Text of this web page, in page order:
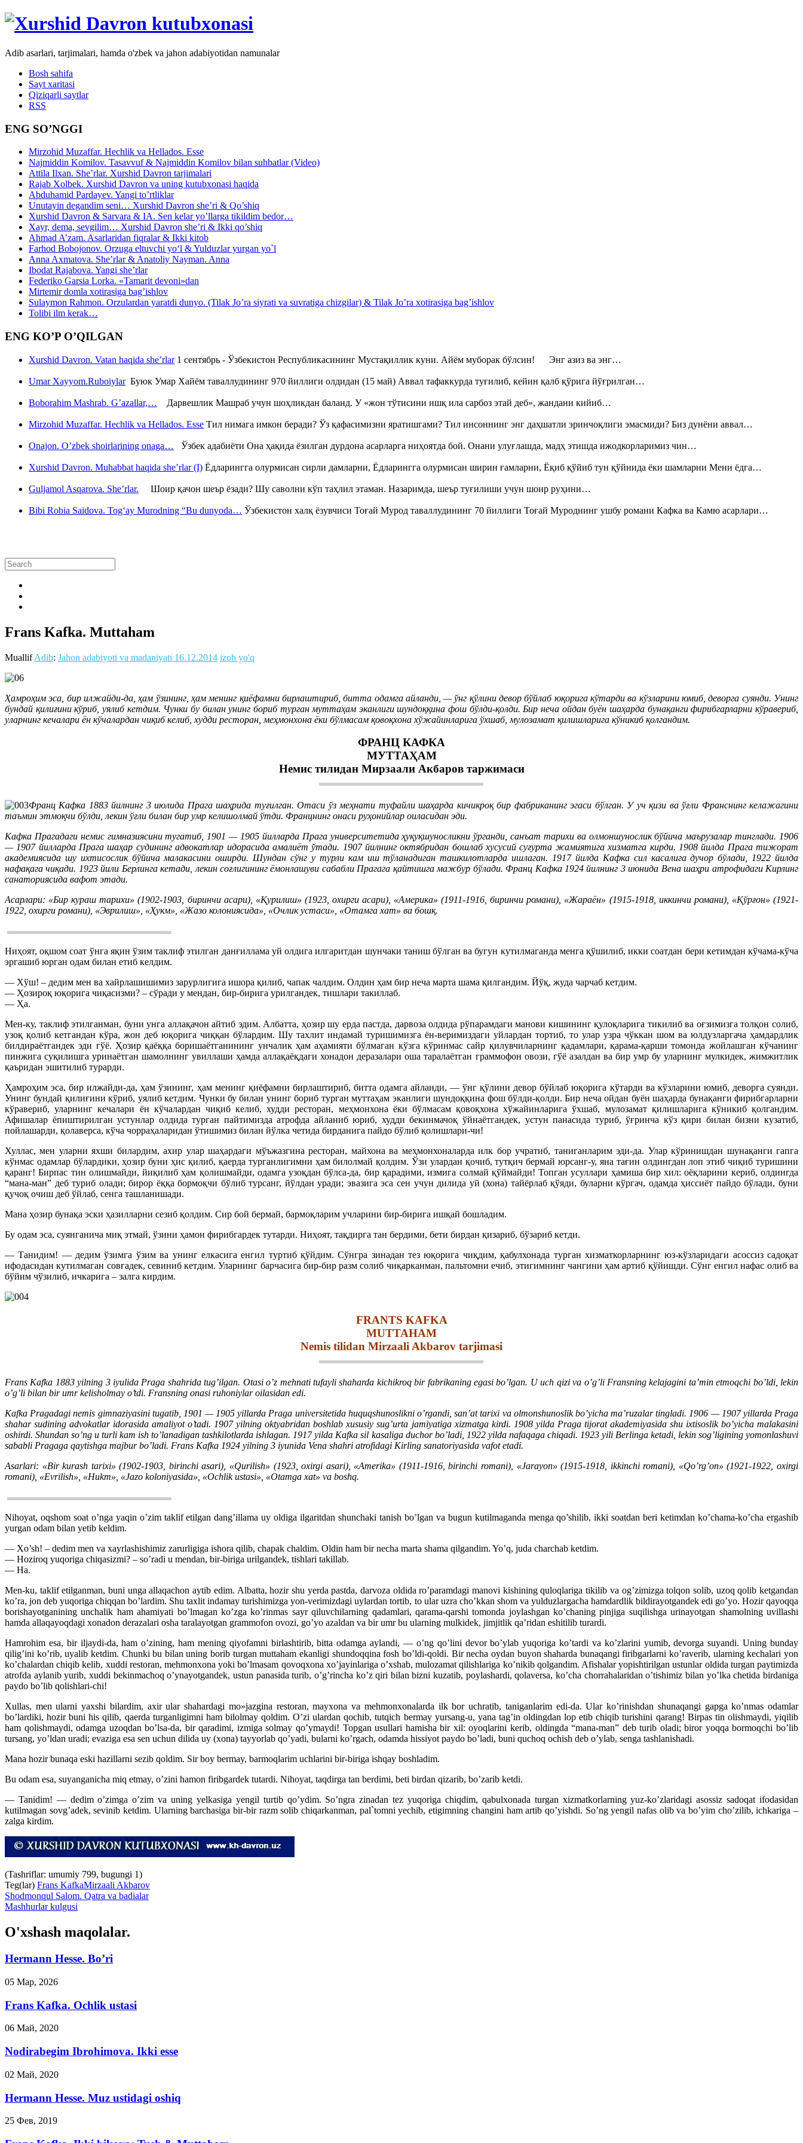
Adib asarlari, tarjimalari, hamda o'zbek va jahon adabiyotidan namunalar
Bosh sahifa
Sayt xaritasi
Qiziqarli saytlar
RSS
ENG SO’NGGI
Mirzohid Muzaffar. Hechlik va Hellados. Esse
Najmiddin Komilov. Tasavvuf & Najmiddin Komilov bilan suhbatlar (Video)
Attila Ilxan. She’rlar. Xurshid Davron tarjimalari
Rajab Xolbek. Xurshid Davron va uning kutubxonasi haqida
Abduhamid Pardayev. Yangi to’rtliklar
Unutayin degandim seni… Xurshid Davron she’ri & Qo’shiq
Xurshid Davron & Sarvara & IA. Sen kelar yo’llarga tikildim bedor…
Xayr, dema, sevgilim… Xurshid Davron she’ri & Ikki qo’shiq
Ahmad A’zam. Asarlaridan fiqralar & Ikki kitob
Farhod Bobojonov. Orzuga eltuvchi yo‘l & Yulduzlar yurgan yo`l
Anna Axmatova. She’rlar & Anatoliy Nayman. Anna
Ibodat Rajabova. Yangi she’rlar
Federiko Garsia Lorka. «Tamarit devoni»dan
Mirtemir domla xotirasiga bag’ishlov
Sulaymon Rahmon. Orzulardan yaratdi dunyo. (Tilak Jo’ra siyrati va suvratiga chizgilar) & Tilak Jo’ra xotirasiga bag’ishlov
Tolibi ilm kerak…
ENG KO’P O’QILGAN
Xurshid Davron. Vatan haqida she’rlar1 сентябрь - Ўзбекистон Республикасининг Мустақиллик куни. Айём муборак бўлсин! Энг азиз ва энг…
Umar Xayyom.RuboiylarБуюк Умар Хайём таваллудининг 970 йиллиги олдидан (15 май) Аввал тафаккурда туғилиб, кейин қалб қўрига йўғрилган…
Boborahim Mashrab. G’azallar,… Дарвешлик Машраб учун шоҳликдан баланд. У «жон тўтисини ишқ ила сарбоз этай деб», жандани кийиб…
Mirzohid Muzaffar. Hechlik va Hellados. Esse Тил нимага имкон беради? Ўз қафасимизни яратишгами? Тил инсоннинг энг даҳшатли эринчоқлиги эмасмиди? Биз дунёни аввал…
Onajon. O’zbek shoirlarining onaga… Ўзбек адабиёти Она ҳақида ёзилган дурдона асарларга ниҳоятда бой. Онани улуғлашда, мадҳ этишда ижодкорларимиз чин…
Xurshid Davron. Muhabbat haqida she’rlar (I) Ёдларингга олурмисан сирли дамларни, Ёдларингга олурмисан ширин ғамларни, Ёқиб қўйиб тун қўйнида ёки шамларни Мени ёдга…
Guljamol Asqarova. She’rlar. Шоир қачон шеър ёзади? Шу саволни кўп таҳлил этаман. Назаримда, шеър туғилиши учун шоир руҳини…
Bibi Robia Saidova. Tog‘ay Murodning “Bu dunyoda… Ўзбекистон халқ ёзувчиси Тоғай Мурод таваллудининг 70 йиллиги Тоғай Муроднинг ушбу романи Кафка ва Камю асарлари…
Frans Kafka. Muttaham
MuallifAdib: Jahon adabiyoti va madaniyati 16.12.2014 izoh yo'q
Ҳамроҳим эса, бир илжайди-да, ҳам ўзининг, ҳам менинг қиёфамни бирлаштириб, битта одамга айланди, — ўнг қўлини девор бўйлаб юқорига кўтарди ва кўзларини юмиб, деворга суянди. Унинг
бундай қилиғини кўриб, уялиб кетдим. Чунки бу билан унинг бориб турган муттаҳам эканлиги шундоққина фош бўлди-қолди. Бир неча ойдан буён шаҳарда бунақанги фирибгарларни кўравериб,
уларнинг кечалари ён кўчалардан чиқиб келиб, худди ресторан, меҳмонхона ёки бўлмасам қовоқхона хўжайинларига ўхшаб, мулозамат қилишларига кўникиб қолгандим.
ФРАНЦ КАФКА
МУТТАҲАМ
Немис тилидан Мирзаали Акбаров таржимаси
Франц Кафка 1883 йилнинг 3 июлида Прага шаҳрида туғилган. Отаси ўз меҳнати туфайли шаҳарда кичикроқ бир фабриканинг эгаси бўлган. У уч қизи ва ўғли Франснинг келажагини
таъмин этмоқчи бўлди, лекин ўғли билан бир умр келишолмай ўтди. Францнинг онаси руҳонийлар оиласидан эди.
Кафка Прагадаги немис гимназиясини тугатиб, 1901 — 1905 йилларда Прага университетида ҳуқуқшуносликни ўрганди, санъат тарихи ва олмоншунослик бўйича маърузалар тинглади. 1906
— 1907 йилларда Прага шаҳар судининг адвокатлар идорасида амалиёт ўтади. 1907 йилнинг октябридан бошлаб хусусий суғурта жамиятига хизматга кирди. 1908 йилда Прага тижорат
академиясида шу ихтисослик бўйича малакасини оширди. Шундан сўнг у турли кам иш тўланадиган ташкилотларда ишлаган. 1917 йилда Кафка сил касалига дучор бўлади, 1922 йилда
нафақага чиқади. 1923 йили Берлинга кетади, лекин соғлигининг ёмонлашуви сабабли Прагага қайтишга мажбур бўлади. Франц Кафка 1924 йилнинг 3 июнида Вена шаҳри атрофидаги Кирлинг
санаториясида вафот этади.
Асарлари: «Бир кураш тарихи» (1902-1903, биринчи асари), «Қурилиш» (1923, охирги асари), «Америка» (1911-1916, биринчи романи), «Жараён» (1915-1918, иккинчи романи), «Қўрғон» (1921-
1922, охирги романи), «Эврилиш», «Ҳукм», «Жазо колониясида», «Очлик устаси», «Отамга хат» ва бошқ.
Ниҳоят, оқшом соат ўнга яқин ўзим таклиф этилган данғиллама уй олдига илгаритдан шунчаки таниш бўлган ва бугун кутилмаганда менга қўшилиб, икки соатдан бери кетимдан кўчама-кўча
эргашиб юрган одам билан етиб келдим.
— Хўш! – дедим мен ва хайрлашишимиз зарурлигига ишора қилиб, чапак чалдим. Олдин ҳам бир неча марта шама қилгандим. Йўқ, жуда чарчаб кетдим.
— Ҳозироқ юқорига чиқасизми? – сўради у мендан, бир-бирига урилгандек, тишлари такиллаб.
— Ҳа.
Мен-ку, таклиф этилганман, буни унга аллақачон айтиб эдим. Албатта, ҳозир шу ерда пастда, дарвоза олдида рўпарамдаги манови кишининг қулоқларига тикилиб ва оғзимизга толқон солиб,
узоқ қолиб кетгандан кўра, жон деб юқорига чиққан бўлардим. Шу тахлит индамай туришимизга ён-веримиздаги уйлардан тортиб, то улар узра чўккан шом ва юлдузларгача ҳамдардлик
билдираётгандек эди гўё. Ҳозир қаёққа боришаётганининг унчалик ҳам аҳамияти бўлмаган кўзга кўринмас сайр қилувчиларнинг қадамлари, қарама-қарши томонда жойлашган кўчанинг
пинжига суқилишга уринаётган шамолнинг увиллаши ҳамда аллақаёқдаги хонадон деразалари оша таралаётган граммофон овози, гўё азалдан ва бир умр бу уларнинг мулкидек, жимжитлик
қаъридан эшитилиб турарди.
Ҳамроҳим эса, бир илжайди-да, ҳам ўзининг, ҳам менинг қиёфамни бирлаштириб, битта одамга айланди, — ўнг қўлини девор бўйлаб юқорига кўтарди ва кўзларини юмиб, деворга суянди.
Унинг бундай қилиғини кўриб, уялиб кетдим. Чунки бу билан унинг бориб турган муттаҳам эканлиги шундоққина фош бўлди-қолди. Бир неча ойдан буён шаҳарда бунақанги фирибгарларни
кўравериб, уларнинг кечалари ён кўчалардан чиқиб келиб, худди ресторан, меҳмонхона ёки бўлмасам қовоқхона хўжайинларига ўхшаб, мулозамат қилишларига кўникиб қолгандим.
Афишалар ёпиштирилган устунлар олдида турган пайтимизда атрофда айланиб юриб, худди бекинмачоқ ўйнаётгандек, устун панасида туриб, ўғринча кўз қири билан бизни кузатиб,
пойлашарди, қолаверса, кўча чорраҳаларидан ўтишимиз билан йўлка четида бирданига пайдо бўлиб қолишлари-чи!
Хуллас, мен уларни яхши билардим, ахир улар шаҳардаги мўъжазгина ресторан, майхона ва меҳмонхоналарда илк бор учратиб, таниганларим эди-да. Улар кўринишдан шунақанги гапга
кўнмас одамлар бўлардики, ҳозир буни ҳис қилиб, қаерда турганлигимни ҳам билолмай қолдим. Ўзи улардан қочиб, тутқич бермай юрсанг-у, яна тағин олдингдан лоп этиб чиқиб туришини
қаранг! Бирпас тин олишмайди, йиқилиб ҳам қолишмайди, одамга узоқдан бўлса-да, бир қарадими, измига солмай қўймайди! Топган усуллари ҳамиша бир хил: оёқларини кериб, олдингда
“мана-ман” деб туриб олади; бирор ёққа бормоқчи бўлиб турсанг, йўлдан уради; эвазига эса сен учун дилида уй (хона) тайёрлаб қўяди, буларни кўргач, одамда ҳиссиёт пайдо бўлади, буни
қучоқ очиш деб ўйлаб, сенга ташланишади.
Мана ҳозир бунақа эски ҳазилларни сезиб қолдим. Сир бой бермай, бармоқларим учларини бир-бирига ишқай бошладим.
Бу одам эса, суянганича миқ этмай, ўзини ҳамон фирибгардек тутарди. Ниҳоят, тақдирга тан бердими, бети бирдан қизариб, бўзариб кетди.
— Танидим! — дедим ўзимга ўзим ва унинг елкасига енгил туртиб қўйдим. Сўнгра зинадан тез юқорига чиқдим, қабулхонада турган хизматкорларнинг юз-кўзларидаги асоссиз садоқат
ифодасидан кутилмаган совғадек, севиниб кетдим. Уларнинг барчасига бир-бир разм солиб чиқарканман, пальтомни ечиб, этигимнинг чангини ҳам артиб қўйишди. Сўнг енгил нафас олиб ва
бўйим чўзилиб, ичкарига – залга кирдим.
FRANTS KAFKA
MUTTAHAM
Nemis tilidan Mirzaali Akbarov tarjimasi
Frans Kafka 1883 yilning 3 iyulida Praga shahrida tug’ilgan. Otasi o’z mehnati tufayli shaharda kichikroq bir fabrikaning egasi bo’lgan. U uch qizi va o’g’li Fransning kelajagini ta’min etmoqchi bo’ldi, lekin
o’g’li bilan bir umr kelisholmay o’tdi. Fransning onasi ruhoniylar oilasidan edi.
Kafka Pragadagi nemis gimnaziyasini tugatib, 1901 — 1905 yillarda Praga universitetida huquqshunoslikni o’rgandi, san’at tarixi va olmonshunoslik bo’yicha ma’ruzalar tingladi. 1906 — 1907 yillarda Praga
shahar sudining advokatlar idorasida amaliyot o’tadi. 1907 yilning oktyabridan boshlab xususiy sug’urta jamiyatiga xizmatga kirdi. 1908 yilda Praga tijorat akademiyasida shu ixtisoslik bo’yicha malakasini
oshirdi. Shundan so’ng u turli kam ish to’lanadigan tashkilotlarda ishlagan. 1917 yilda Kafka sil kasaliga duchor bo’ladi, 1922 yilda nafaqaga chiqadi. 1923 yili Berlinga ketadi, lekin sog’ligining yomonlashuvi
sababli Pragaga qaytishga majbur bo’ladi. Frans Kafka 1924 yilning 3 iyunida Vena shahri atrofidagi Kirling sanatoriyasida vafot etadi.
Asarlari: «Bir kurash tarixi» (1902-1903, birinchi asari), «Qurilish» (1923, oxirgi asari), «Amerika» (1911-1916, birinchi romani), «Jarayon» (1915-1918, ikkinchi romani), «Qo’rg’on» (1921-1922, oxirgi
romani), «Evrilish», «Hukm», «Jazo koloniyasida», «Ochlik ustasi», «Otamga xat» va boshq.
Nihoyat, oqshom soat o’nga yaqin o’zim taklif etilgan dang’illama uy oldiga ilgaritdan shunchaki tanish bo’lgan va bugun kutilmaganda menga qo’shilib, ikki soatdan beri ketimdan ko’chama-ko’cha ergashib
yurgan odam bilan yetib keldim.
— Xo’sh! – dedim men va xayrlashishimiz zarurligiga ishora qilib, chapak chaldim. Oldin ham bir necha marta shama qilgandim. Yo’q, juda charchab ketdim.
— Hoziroq yuqoriga chiqasizmi? – so’radi u mendan, bir-biriga urilgandek, tishlari takillab.
— Ha.
Men-ku, taklif etilganman, buni unga allaqachon aytib edim. Albatta, hozir shu yerda pastda, darvoza oldida ro’paramdagi manovi kishining quloqlariga tikilib va og’zimizga tolqon solib, uzoq qolib ketgandan
ko’ra, jon deb yuqoriga chiqqan bo’lardim. Shu taxlit indamay turishimizga yon-verimizdagi uylardan tortib, to ular uzra cho’kkan shom va yulduzlargacha hamdardlik bildirayotgandek edi go’yo. Hozir qayoqqa
borishayotganining unchalik ham ahamiyati bo’lmagan ko’zga ko’rinmas sayr qiluvchilarning qadamlari, qarama-qarshi tomonda joylashgan ko’chaning pinjiga suqilishga urinayotgan shamolning uvillashi
hamda allaqayoqdagi xonadon derazalari osha taralayotgan grammofon ovozi, go’yo azaldan va bir umr bu ularning mulkidek, jimjitlik qa’ridan eshitilib turardi.
Hamrohim esa, bir iljaydi-da, ham o’zining, ham mening qiyofamni birlashtirib, bitta odamga aylandi, — o’ng qo’lini devor bo’ylab yuqoriga ko’tardi va ko’zlarini yumib, devorga suyandi. Uning bunday
qilig’ini ko’rib, uyalib ketdim. Chunki bu bilan uning borib turgan muttaham ekanligi shundoqqina fosh bo’ldi-qoldi. Bir necha oydan buyon shaharda bunaqangi firibgarlarni ko’raverib, ularning kechalari yon
ko’chalardan chiqib kelib, xuddi restoran, mehmonxona yoki bo’lmasam qovoqxona xo’jayinlariga o’xshab, mulozamat qilishlariga ko’nikib qolgandim. Afishalar yopishtirilgan ustunlar oldida turgan paytimizda
atrofda aylanib yurib, xuddi bekinmachoq o’ynayotgandek, ustun panasida turib, o’g’rincha ko’z qiri bilan bizni kuzatib, poylashardi, qolaversa, ko’cha chorrahalaridan o’tishimiz bilan yo’lka chetida birdaniga
paydo bo’lib qolishlari-chi!
Xullas, men ularni yaxshi bilardim, axir ular shahardagi mo»jazgina restoran, mayxona va mehmonxonalarda ilk bor uchratib, taniganlarim edi-da. Ular ko’rinishdan shunaqangi gapga ko’nmas odamlar
bo’lardiki, hozir buni his qilib, qaerda turganligimni ham bilolmay qoldim. O’zi ulardan qochib, tutqich bermay yursang-u, yana tag’in oldingdan lop etib chiqib turishini qarang! Birpas tin olishmaydi, yiqilib
ham qolishmaydi, odamga uzoqdan bo’lsa-da, bir qaradimi, izmiga solmay qo’ymaydi! Topgan usullari hamisha bir xil: oyoqlarini kerib, oldingda “mana-man” deb turib oladi; biror yoqqa bormoqchi bo’lib
tursang, yo’ldan uradi; evaziga esa sen uchun dilida uy (xona) tayyorlab qo’yadi, bularni ko’rgach, odamda hissiyot paydo bo’ladi, buni quchoq ochish deb o’ylab, senga tashlanishadi.
Mana hozir bunaqa eski hazillarni sezib qoldim. Sir boy bermay, barmoqlarim uchlarini bir-biriga ishqay boshladim.
Bu odam esa, suyanganicha miq etmay, o’zini hamon firibgardek tutardi. Nihoyat, taqdirga tan berdimi, beti birdan qizarib, bo’zarib ketdi.
— Tanidim! — dedim o’zimga o’zim va uning yelkasiga yengil turtib qo’ydim. So’ngra zinadan tez yuqoriga chiqdim, qabulxonada turgan xizmatkorlarning yuz-ko’zlaridagi asossiz sadoqat ifodasidan
kutilmagan sovg’adek, sevinib ketdim. Ularning barchasiga bir-bir razm solib chiqarkanman, pal`tomni yechib, etigimning changini ham artib qo’yishdi. So’ng yengil nafas olib va bo’yim cho’zilib, ichkariga –
zalga kirdim.
(Tashriflar: umumiy 799, bugungi 1)
Teg(lar) Frans KafkaMirzaali Akbarov
Shodmonqul Salom. Qatra va badialar
Mashhurlar kulgusi
O'xshash maqolalar.
Hermann Hesse. Bo’ri
05 Мар, 2026
Frans Kafka. Ochlik ustasi
06 Май, 2020
Nodirabegim Ibrohimova. Ikki esse
02 Май, 2020
Hermann Hesse. Muz ustidagi oshiq
25 Фев, 2019